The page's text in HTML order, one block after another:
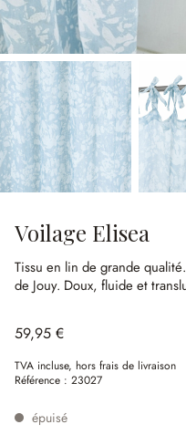
Voilage Elisea
Tissu en lin de grande qualité.
de Jouy. Doux, fluide et
59,95 €
TVA incluse, hors frais de livraison
Référence : 23027
épuisé